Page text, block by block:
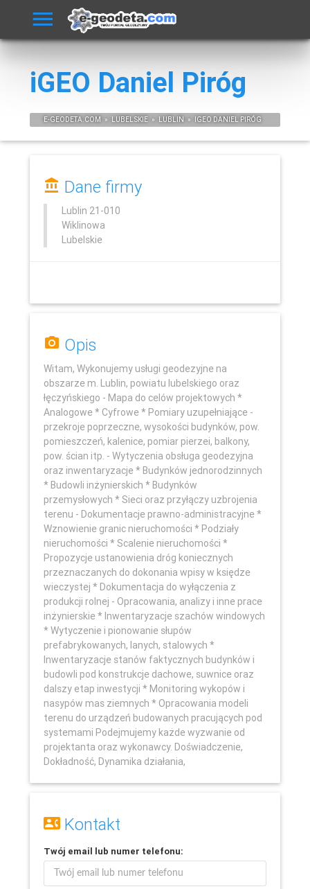
iGEO Daniel Piróg
E-GEODETA.COM » LUBELSKIE » LUBLIN » IGEO DANIEL PIRÓG
Dane firmy
Lublin 21-010
Wiklinowa
Lubelskie
Opis
Witam, Wykonujemy usługi geodezyjne na
obszarze m. Lublin, powiatu lubelskiego oraz
łęczyńskiego - Mapa do celów projektowych *
Analogowe * Cyfrowe * Pomiary uzupełniające -
przekroje poprzeczne, wysokości budynków, pow.
pomieszczeń, kalenice, pomiar pierzei, balkony,
pow. ścian itp. - Wytyczenia obsługa geodezyjna
oraz inwentaryzacje * Budynków jednorodzinnych
* Budowli inżynierskich * Budynków
przemysłowych * Sieci oraz przyłączy uzbrojenia
terenu - Dokumentacje prawno-administracyjne *
Wznowienie granic nieruchomości * Podziały
nieruchomości * Scalenie nieruchomości *
Propozycje ustanowienia dróg koniecznych
przeznaczanych do dokonania wpisy w księdze
wieczystej * Dokumentacja do wyłączenia z
produkcji rolnej - Opracowania, analizy i inne prace
inżynierskie * Inwentaryzacje szachów windowych
* Wytyczenie i pionowanie słupów
prefabrykowanych, lanych, stalowych *
Inwentaryzacje stanów faktycznych budynków i
budowli pod konstrukcje dachowe, suwnice oraz
dalszy etap inwestycji * Monitoring wykopów i
nasypów mas ziemnych * Opracowania modeli
terenu do urządzeń budowanych pracujących pod
systemami Podejmujemy każde wyzwanie od
projektanta oraz wykonawcy. Doświadczenie,
Dokładność, Dynamika działania,
Kontakt
Twój email lub numer telefonu: